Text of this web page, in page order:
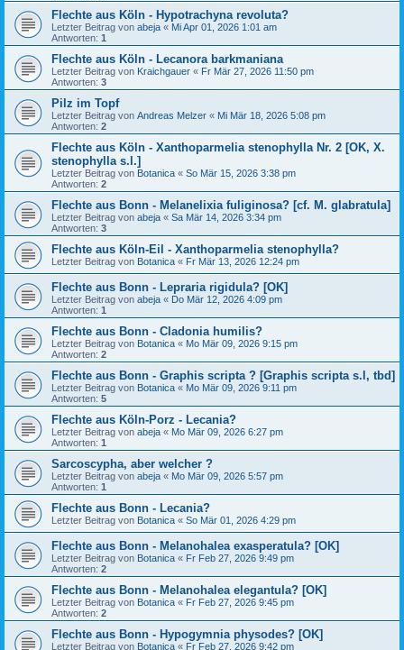
Flechte aus Köln - Hypotrachyna revoluta?
Letzter Beitrag von abeja « Mi Apr 01, 2026 1:01 am
Antworten: 1
Flechte aus Köln - Lecanora barkmaniana
Letzter Beitrag von Kraichgauer « Fr Mär 27, 2026 11:50 pm
Antworten: 3
Pilz im Topf
Letzter Beitrag von Andreas Melzer « Mi Mär 18, 2026 5:08 pm
Antworten: 2
Flechte aus Köln - Xanthoparmelia stenophylla Nr. 2 [OK, X.
stenophylla s.l.]
Letzter Beitrag von Botanica « So Mär 15, 2026 3:38 pm
Antworten: 2
Flechte aus Bonn - Melanelixia fuliginosa? [cf. M. glabratula]
Letzter Beitrag von abeja « Sa Mär 14, 2026 3:34 pm
Antworten: 3
Flechte aus Köln-Eil - Xanthoparmelia stenophylla?
Letzter Beitrag von Botanica « Fr Mär 13, 2026 12:24 pm
Flechte aus Bonn - Lepraria rigidula? [OK]
Letzter Beitrag von abeja « Do Mär 12, 2026 4:09 pm
Antworten: 1
Flechte aus Bonn - Cladonia humilis?
Letzter Beitrag von Botanica « Mo Mär 09, 2026 9:15 pm
Antworten: 2
Flechte aus Bonn - Graphis scripta ? [Graphis scripta s.l, tbd]
Letzter Beitrag von Botanica « Mo Mär 09, 2026 9:11 pm
Antworten: 5
Flechte aus Köln-Porz - Lecania?
Letzter Beitrag von abeja « Mo Mär 09, 2026 6:27 pm
Antworten: 1
Sarcoscypha, aber welcher ?
Letzter Beitrag von abeja « Mo Mär 09, 2026 5:57 pm
Antworten: 1
Flechte aus Bonn - Lecania?
Letzter Beitrag von Botanica « So Mär 01, 2026 4:29 pm
Flechte aus Bonn - Melanohalea exasperatula? [OK]
Letzter Beitrag von Botanica « Fr Feb 27, 2026 9:49 pm
Antworten: 2
Flechte aus Bonn - Melanohalea elegantula? [OK]
Letzter Beitrag von Botanica « Fr Feb 27, 2026 9:45 pm
Antworten: 2
Flechte aus Bonn - Hypogymnia physodes? [OK]
Letzter Beitrag von Botanica « Fr Feb 27, 2026 9:42 pm